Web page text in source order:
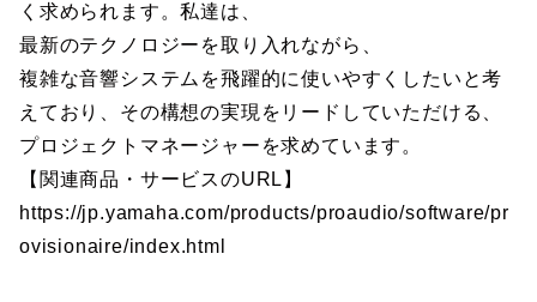
く求められます。私達は、
最新のテクノロジーを取り入れながら、
複雑な音響システムを飛躍的に使いやすくしたいと考
えており、その構想の実現をリードしていただける、
プロジェクトマネージャーを求めています。
【関連商品・サービスのURL】
https://jp.yamaha.com/products/proaudio/software/pr
ovisionaire/index.html